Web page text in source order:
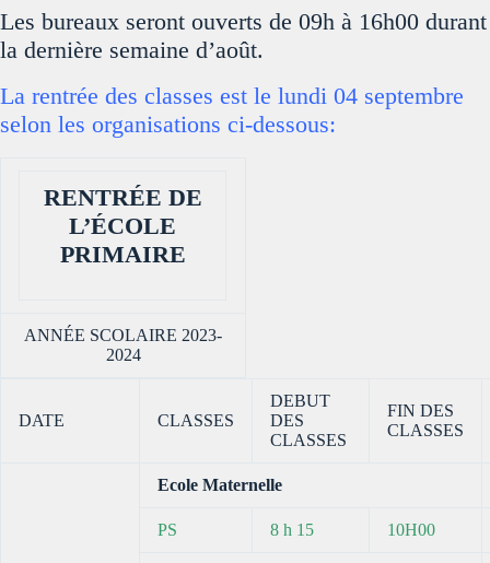
Les bureaux seront ouverts de 09h à 16h00 durant
la dernière semaine d’août.
La rentrée des classes est le lundi 04 septembre
selon les organisations ci-dessous:
RENTRÉE DE
L’ÉCOLE
PRIMAIRE
ANNÉE SCOLAIRE 2023-
2024
DATE CLASSES
DEBUT
DES
CLASSES
FIN DES
CLASSES
Ecole Maternelle
PS 8 h 15 10H00